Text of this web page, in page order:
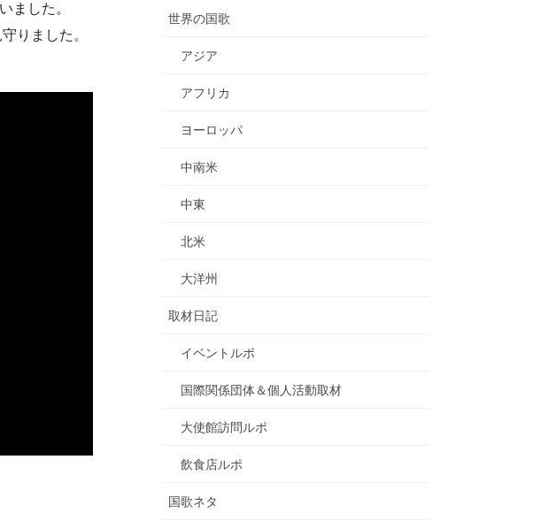
ました。
りました。
世界の国歌
アジア
アフリカ
ヨーロッパ
中南米
中東
北米
大洋州
取材日記
イベントルポ
国際関係団体＆個人活動取材
大使館訪問ルポ
飲食店ルポ
国歌ネタ